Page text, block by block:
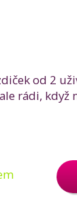
od 2
rádi,